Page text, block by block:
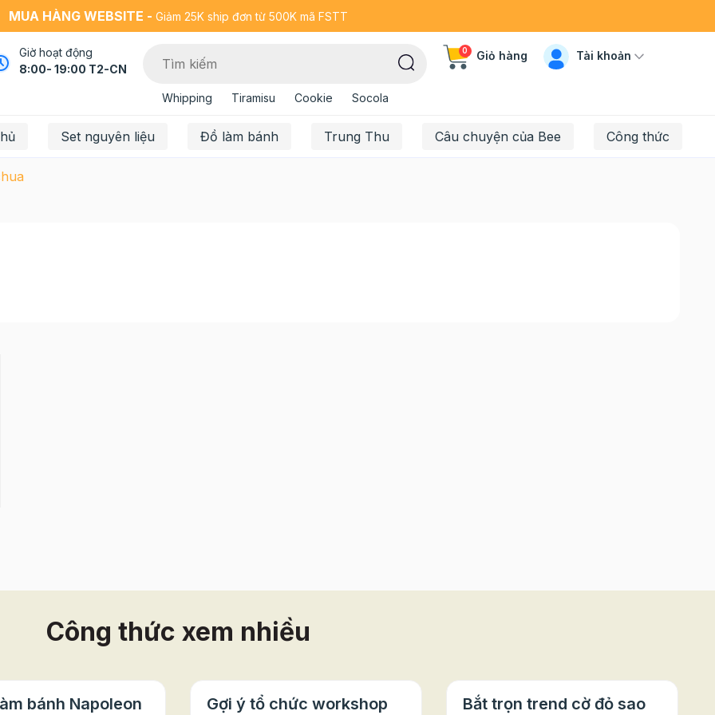
MUA HÀNG WEBSITE - Giảm 25K ship đơn từ 500K mã FSTT
Giờ hoạt động
8:00- 19:00 T2-CN
Whipping Tiramisu Cookie Socola
0 Giỏ hàng Tài khoản
Set nguyên liệu Đồ làm bánh Trung Thu Câu chuyện của Bee Công thức
Công thức xem nhiều
bánh Napoleon
Gợi ý tổ chức workshop
Bắt trọn trend cờ đỏ sao